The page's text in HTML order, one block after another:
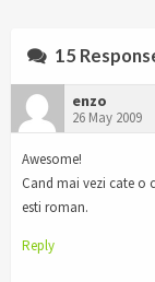
15
enzo
26 May 2009
Awesome!
Cand mai vezi cate o
esti roman.
Reply